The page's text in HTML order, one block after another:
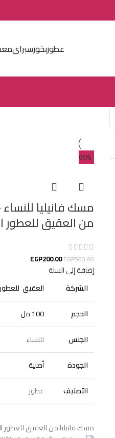
عطوربخورسبراى
-60%
من العقيق للعطور
EGP500.00
EGP200.00
إضافة إلى السلة
الشركة
العقيق للعطور
الحجم
100 مل
الجنس
للنساء
الجودة
أصلية
التصنيف
عطور
مسك فانيليا من العقيق للعطور